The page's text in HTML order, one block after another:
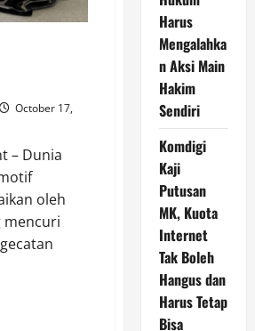
October 17,
– Dunia
oleh
mencuri
Harus
Mengalahka
n Aksi Main
Hakim
Sendiri
Komdigi
Kaji
Putusan
MK, Kuota
Internet
Tak Boleh
Hangus dan
Harus Tetap
Bisa